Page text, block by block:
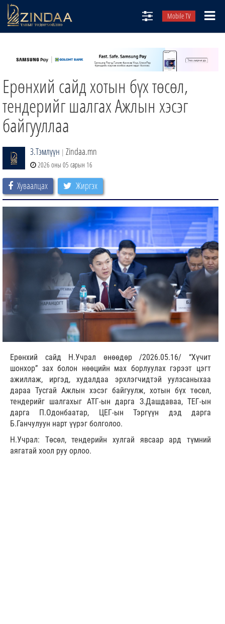
Mobile TV
ТВ8
ӨГЛӨӨНИЙ СОНИН
АУДИО ЗОХИОЛ
ЗИНДАА СЭТГҮҮЛ
Ерөнхий сайд хотын бүх төсөл,
тендерийг шалгах Ажлын хэсэг
байгууллаа
З.Тэмлүүн | Zindaa.mn
2026 оны 05 сарын 16
Хуваалцах Жиргэх
Ерөнхий сайд Н.Учрал өнөөдөр /2026.05.16/ “Хүчит
шонхор” зах болон нөөцийн мах борлуулах гэрээт цэгт
ажиллаж, иргэд, худалдаа эрхлэгчидтэй уулзсаныхаа
дараа Тусгай Ажлын хэсэг байгуулж, хотын бүх төсөл,
тендерийг шалгахыг АТГ-ын дарга З.Дашдаваа, ТЕГ-ын
дарга П.Одонбаатар, ЦЕГ-ын Тэргүүн дэд дарга
Б.Ганчулуун нарт үүрэг болголоо.
Н.Учрал: Төсөл, тендерийн хулгай явсаар ард түмний
аягатай хоол руу орлоо.